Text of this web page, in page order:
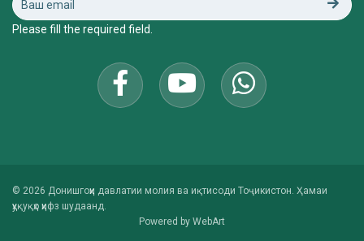
Please fill the required field.
© 2026 Донишгоҳи давлатии молия ва иқтисоди Тоҷикистон. Ҳамаи
ҳуқуқҳо ҳифз шудаанд.
Powered by WebArt